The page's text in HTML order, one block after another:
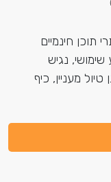
אתרי תוכן חינמיים
נגיש
מעניין, כיף